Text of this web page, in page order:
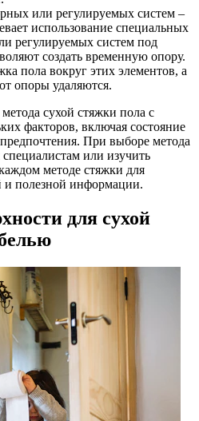
или регулируемых систем –
использование специальных
регулируемых систем под
создать временную опору.
пола вокруг этих элементов, а
опоры удаляются.
сухой стяжки пола с
факторов, включая состояние
При выборе метода
специалистам или изучить
методе стяжки для
и полезной информации.
для сухой